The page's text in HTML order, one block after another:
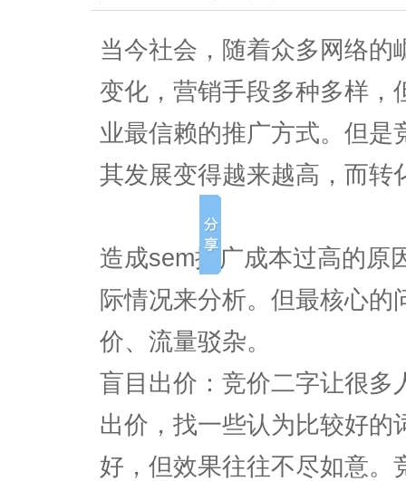
当今社会，随着众多网络
变化，营销手段多种多样，
业最信赖的推广方式。但是
其发展变得越来越高，而转
造成sem推广成本过高的原
际情况来分析。但最核心的
价、流量驳杂。
盲目出价：竞价二字让很多
出价，找一些认为比较好的
好，但效果往往不尽如意。